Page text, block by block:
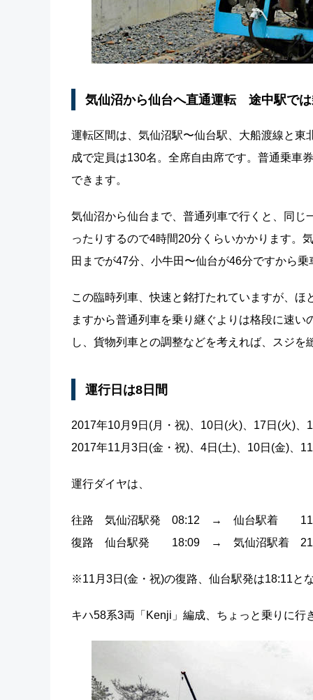
気仙沼から仙台へ直通運転 途中駅で
運転区間は、気仙沼駅〜仙台駅、大船渡線と
成で定員は130名。全席自由席です。普通乗車
できます。
気仙沼から仙台まで、普通列車で行くと、同
ったりするので4時間20分くらいかかります。
田までが47分、小牛田〜仙台が46分ですから
この臨時列車、快速と銘打たれていますが、
ますから普通列車を乗り継ぐよりは格段に速
し、貨物列車との調整などを考えれば、スジ
運行日は8日間
2017年10月9日(月・祝)、10日(火)、17日(火)、
2017年11月3日(金・祝)、4日(土)、10日(金)、
運行ダイヤは、
往路 気仙沼駅発 08:12 → 仙台駅着
復路 仙台駅発 18:09 → 気仙沼駅着
※11月3日(金・祝)の復路、仙台駅発は18:11と
キハ58系3両「Kenji」編成、ちょっと乗りに行